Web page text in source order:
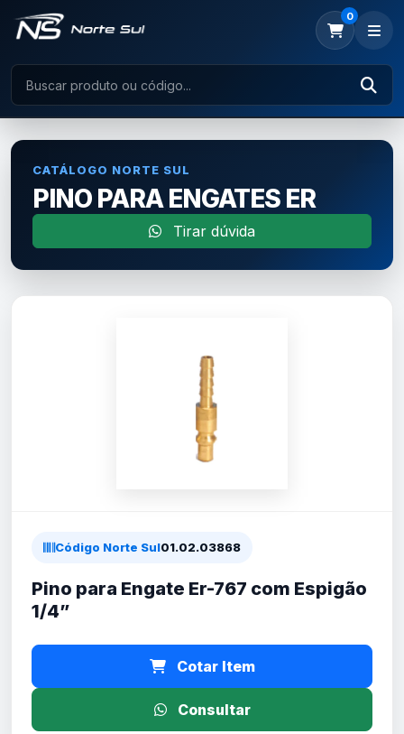
0
CATÁLOGO NORTE SUL
PINO PARA ENGATES ER
Tirar dúvida
Código Norte Sul01.02.03868
Pino para Engate Er-767 com Espigão
1/4”
Cotar Item
Consultar